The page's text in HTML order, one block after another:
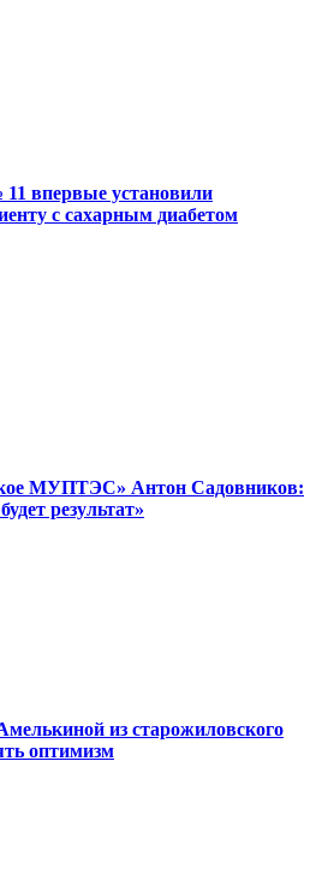
впервые установили
с сахарным диабетом
МУПТЭС» Антон Садовников:
результат»
из старожиловского
оптимизм